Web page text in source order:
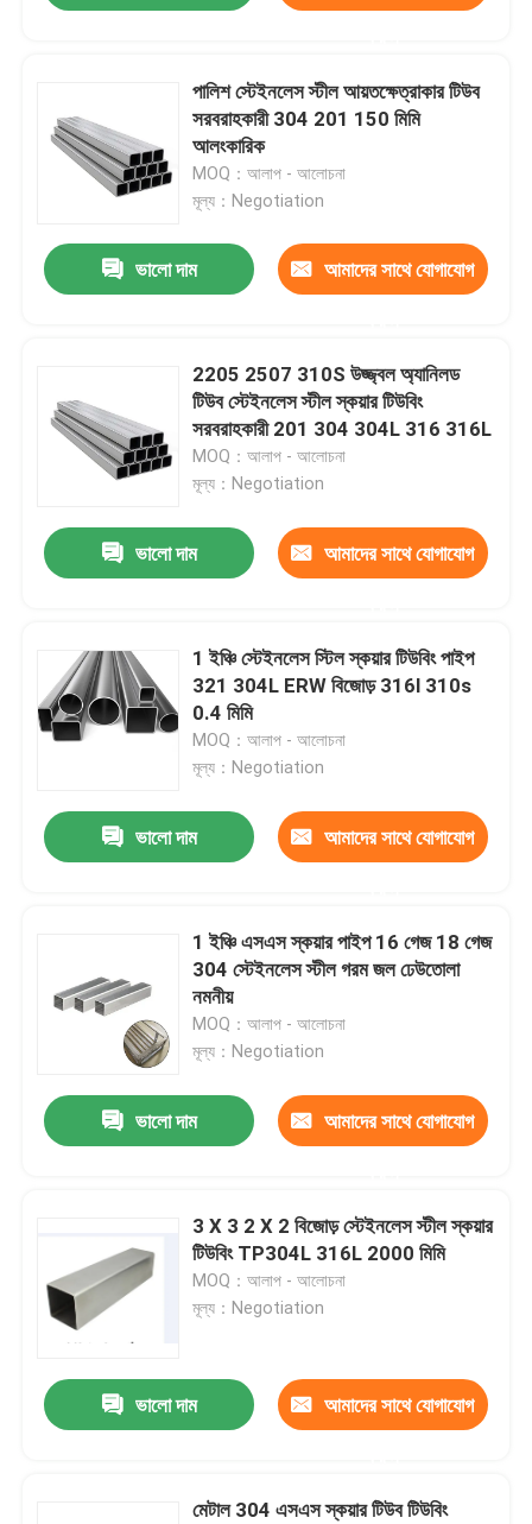
পালিশ স্টেইনলেস স্টীল আয়তক্ষেত্রাকার টিউব
সরবরাহকারী 304 201 150 মিমি
আলংকারিক
MOQ：আলাপ - আলোচনা
মূল্য：Negotiation
ভালো দাম আমাদের সাথে যোগাযোগ
2205 2507 310S উজ্জ্বল অ্যানিলড
টিউব স্টেইনলেস স্টীল স্কয়ার টিউবিং
সরবরাহকারী 201 304 304L 316 316L
MOQ：আলাপ - আলোচনা
মূল্য：Negotiation
ভালো দাম আমাদের সাথে যোগাযোগ
1 ইঞ্চি স্টেইনলেস স্টিল স্কয়ার টিউবিং পাইপ
321 304L ERW বিজোড় 316l 310s
0.4 মিমি
MOQ：আলাপ - আলোচনা
মূল্য：Negotiation
ভালো দাম আমাদের সাথে যোগাযোগ
1 ইঞ্চি এসএস স্কয়ার পাইপ 16 গেজ 18 গেজ
304 স্টেইনলেস স্টীল গরম জল ঢেউতোলা
নমনীয়
MOQ：আলাপ - আলোচনা
মূল্য：Negotiation
ভালো দাম আমাদের সাথে যোগাযোগ
3 X 3 2 X 2 বিজোড় স্টেইনলেস স্টীল স্কয়ার
টিউবিং TP304L 316L 2000 মিমি
MOQ：আলাপ - আলোচনা
মূল্য：Negotiation
ভালো দাম আমাদের সাথে যোগাযোগ
মেটাল 304 এসএস স্কয়ার টিউব টিউবিং